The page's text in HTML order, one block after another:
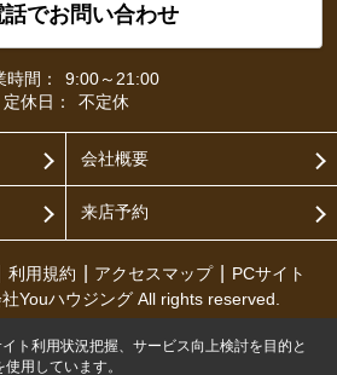
話でお問い合わせ
時間：
9:00～21:00
定休日：
不定休
会社概要
来店予約
利用規約 アクセスマップ
PCサイト
Youハウジング All rights reserved.
ト利用状況把握、サービス向上検討を目的と
用しています。